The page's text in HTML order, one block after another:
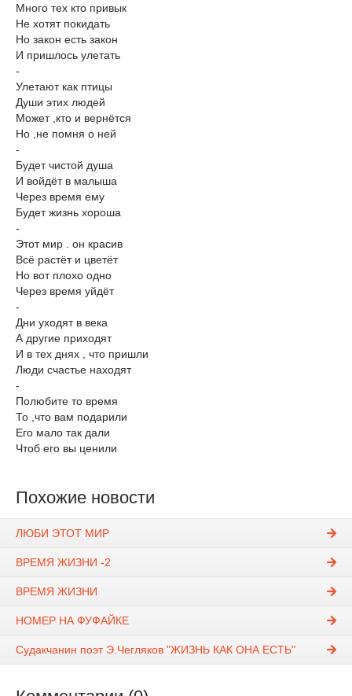
Много тех кто привык
Не хотят покидать
Но закон есть закон
И пришлось улетать
-
Улетают как птицы
Души этих людей
Может ,кто и вернётся
Но ,не помня о ней
-
Будет чистой душа
И войдёт в малыша
Через время ему
Будет жизнь хороша
-
Этот мир . он красив
Всё растёт и цветёт
Но вот плохо одно
Через время уйдёт
-
Дни уходят в века
А другие приходят
И в тех днях , что пришли
Люди счастье находят
-
Полюбите то время
То ,что вам подарили
Его мало так дали
Чтоб его вы ценили
Похожие новости
ЛЮБИ ЭТОТ МИР
ВРЕМЯ ЖИЗНИ -2
ВРЕМЯ ЖИЗНИ
НОМЕР НА ФУФАЙКЕ
Судакчанин поэт Э.Чегляков "ЖИЗНЬ КАК ОНА ЕСТЬ"